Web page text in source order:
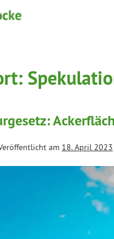
am 18. April 2023